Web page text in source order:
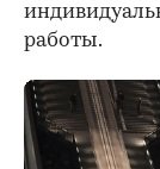
работы.